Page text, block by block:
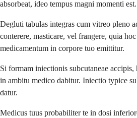
absorbeat, ideo tempus magni momenti est.
Degluti tabulas integras cum vitreo pleno
conterere, masticare, vel frangere, quia
medicamentum in corpore tuo emittitur.
Si formam iniectionis subcutaneae accipis,
in ambitu medico dabitur. Iniectio typice
datur.
Medicus tuus probabiliter te in dosi